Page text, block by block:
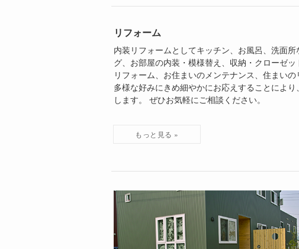
リフォーム
内装リフォームとしてキッチン、お風呂、洗面
グ、お部屋の内装・模様替え、収納・クローゼ
リフォーム、お住まいのメンテナンス、住まい
多様な好みにきめ細やかにお応えすることによ
します。 ぜひお気軽にご相談ください。